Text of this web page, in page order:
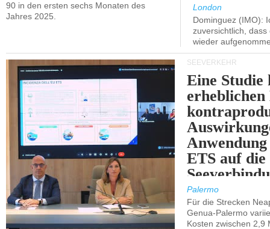
90 in den ersten sechs Monaten des
Jahres 2025.
London
Dominguez (IMO):
zuversichtlich,
wieder
SEEVERKEHR
Eine Studie
ETS auf die
Palermo
Für die Strecken
Genua-Palermo
Kosten zwischen 2,9